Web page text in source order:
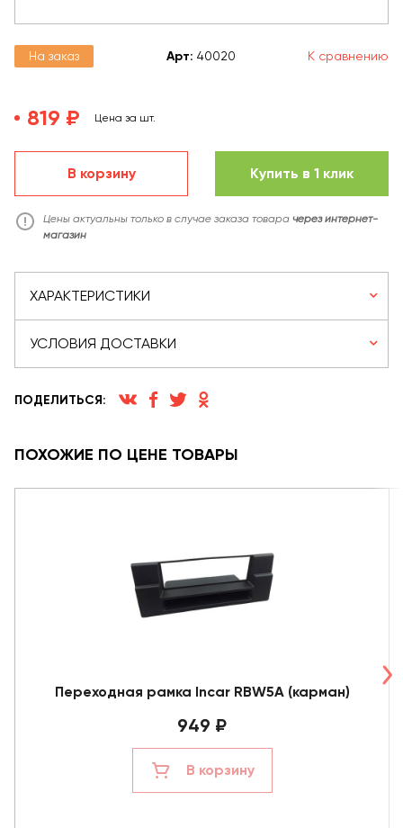
На заказ Арт: 40020 К сравнению
819 ₽ Цена за шт.
В корзину Купить в 1 клик
Цены актуальны только в случае заказа товара через интернет-
магазин
ХАРАКТЕРИСТИКИ
УСЛОВИЯ ДОСТАВКИ
ПОДЕЛИТЬСЯ:
ПОХОЖИЕ ПО ЦЕНЕ ТОВАРЫ
Переходная рамка Incar RBW5A (карман)
949 ₽
В корзину